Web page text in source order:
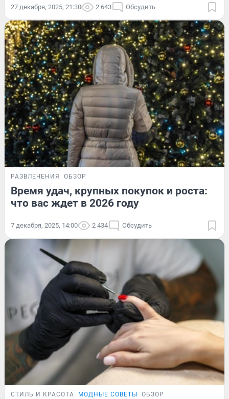
27 декабря, 2025, 21:30 2 643 Обсудить
РАЗВЛЕЧЕНИЯ ОБЗОР
Время удач, крупных покупок и роста:
что вас ждет в 2026 году
7 декабря, 2025, 14:00 2 434 Обсудить
СТИЛЬ И КРАСОТА МОДНЫЕ СОВЕТЫ ОБЗОР